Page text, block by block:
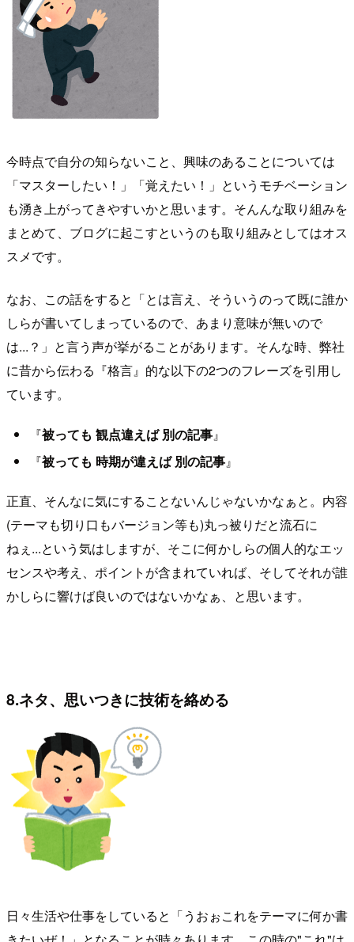
今時点で自分の知らないこと、興味のあることについては
「マスターしたい！」「覚えたい！」というモチベーション
も湧き上がってきやすいかと思います。そんんな取り組みを
まとめて、ブログに起こすというのも取り組みとしてはオス
スメです。
なお、この話をすると「とは言え、そういうのって既に誰か
しらが書いてしまっているので、あまり意味が無いので
は...？」と言う声が挙がることがあります。そんな時、弊社
に昔から伝わる『格言』的な以下の2つのフレーズを引用し
ています。
『被っても 観点違えば 別の記事』
『被っても 時期が違えば 別の記事』
正直、そんなに気にすることないんじゃないかなぁと。内容
(テーマも切り口もバージョン等も)丸っ被りだと流石に
ねぇ...という気はしますが、そこに何かしらの個人的なエッ
センスや考え、ポイントが含まれていれば、そしてそれが誰
かしらに響けば良いのではないかなぁ、と思います。
8.ネタ、思いつきに技術を絡める
日々生活や仕事をしていると「うおぉこれをテーマに何か書